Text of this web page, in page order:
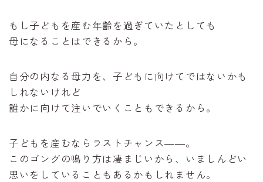
もし子どもを産む年齢を過ぎていたとしても
母になることはできるから。
自分の内なる母力を、子どもに向けてではないかも
しれないけれど
誰かに向けて注いでいくこともできるから。
子どもを産むならラストチャンス――。
このゴングの鳴り方は凄まじいから、いましんどい
思いをしていることもあるかもしれません。